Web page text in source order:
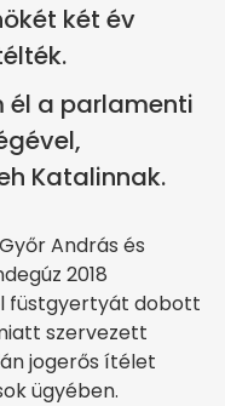
két év
él a parlamenti
Katalinnak.
András és
2018
füstgyertyát dobott
szervezett
jogerős ítélet
ügyében.